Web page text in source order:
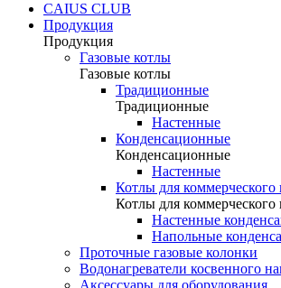
CAIUS CLUB
Продукция
Продукция
Газовые котлы
Газовые котлы
Традиционные
Традиционные
Настенные
Конденсационные
Конденсационные
Настенные
Котлы для
Котлы для
Настенные
Напольные
Проточные газовые колонки
Водонагреватели косвенного
Аксессуары для оборудования